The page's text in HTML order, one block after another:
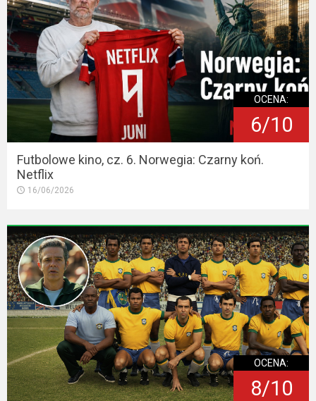
OCENA:
6/10
Futbolowe kino, cz. 6. Norwegia: Czarny koń.
Netflix
16/06/2026
OCENA:
8/10